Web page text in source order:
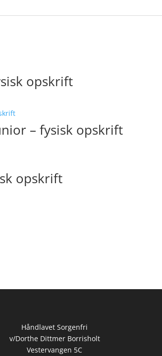
opskrift
– fysisk opskrift
opskrift
Håndlavet Sorgenfri
v/Dorthe Dittmer Borrisholt
Vestervangen 5C